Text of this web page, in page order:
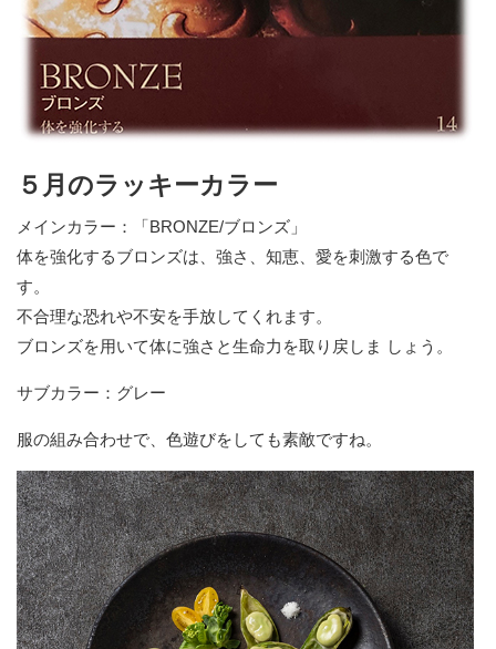
５月のラッキーカラー
メインカラー：「BRONZE/ブロンズ」
体を強化するブロンズは、強さ、知恵、愛を刺激する色で
す。
不合理な恐れや不安を手放してくれます。
ブロンズを用いて体に強さと生命力を取り戻しま しょう。
サブカラー：グレー
服の組み合わせで、色遊びをしても素敵ですね。